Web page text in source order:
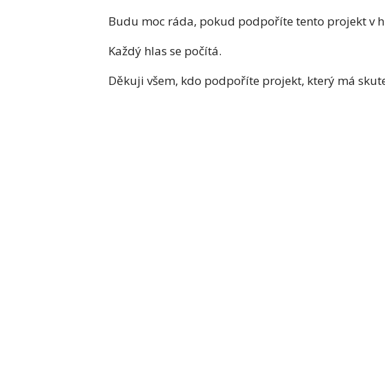
Budu moc ráda, pokud podpoříte tento projekt v
Každý hlas se počítá.
Děkuji všem, kdo podpoříte projekt, který má